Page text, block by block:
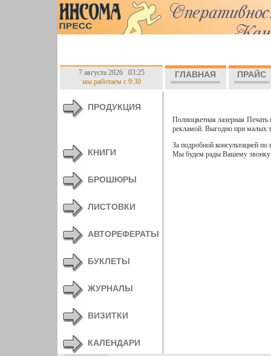
7 августа 2026 03:25
мы работаем с 9:30
ГЛАВНАЯ ПРАЙС
ПРОДУКЦИЯ
КНИГИ
БРОШЮРЫ
ЛИСТОВКИ
АВТОРЕФЕРАТЫ
БУКЛЕТЫ
ЖУРНАЛЫ
ВИЗИТКИ
КАЛЕНДАРИ
Полноцветная лазерная
рекламой. Выгодно при малых
За подробной консультацией
Мы будем рады Вашему